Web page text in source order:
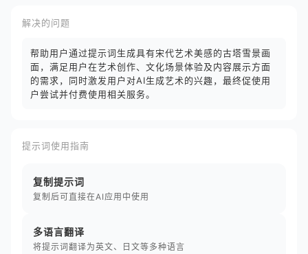
解决的问题
帮助用户通过提示词生成具有宋代艺术美感的古塔雪景画
面，满足用户在艺术创作、文化场景体验及内容展示方面
的需求，同时激发用户对AI生成艺术的兴趣，最终促使用
户尝试并付费使用相关服务。
提示词使用指南
复制提示词
复制后可直接在AI应用中使用
多语言翻译
将提示词翻译为英文、日文等多种语言